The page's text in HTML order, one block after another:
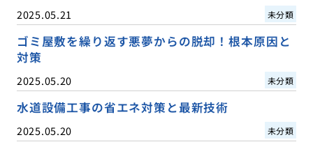
2025.05.21 未分類
ゴミ屋敷を繰り返す悪夢からの脱却！根本原因と
対策
2025.05.20 未分類
水道設備工事の省エネ対策と最新技術
2025.05.20 未分類